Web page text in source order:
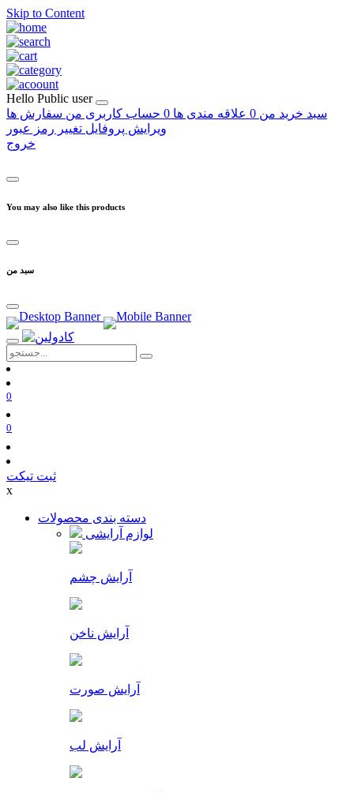
Skip to Content
Hello Public user
سبد خرید من 0 علاقه مندی ها 0 حساب کاربری من سفارش ها
ویرایش پروفایل تغییر رمز عبور
خروج
You may also like this products
سبد من
0
0
ثبت تیکت
x
دسته بندی محصولات
لوازم آرایشی
آرایش چشم
آرایش ناخن
آرایش صورت
آرایش لب